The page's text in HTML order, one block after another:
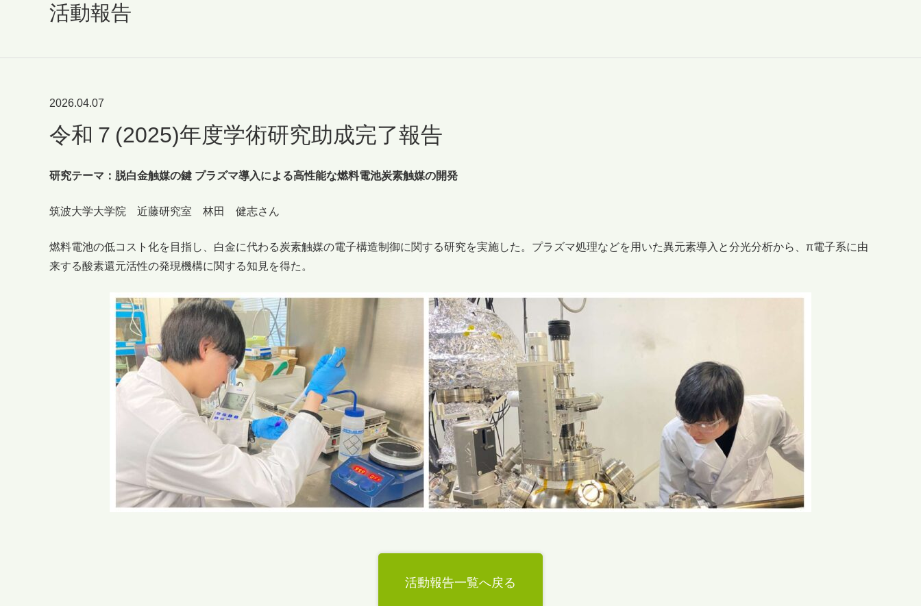
活動報告
2026.04.07
令和７(2025)年度学術研究助成完了報告
研究テーマ：脱白金触媒の鍵 プラズマ導入による高性能な燃料電池炭素触媒の開発
筑波大学大学院 近藤研究室 林田 健志さん
燃料電池の低コスト化を目指し、白金に代わる炭素触媒の電子構造制御に関する研究を実施した。プラズマ処理などを用いた異元素導入と分光分析から、π電子系に由
来する酸素還元活性の発現機構に関する知見を得た。
活動報告一覧へ戻る